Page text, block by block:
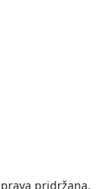
prava pridržana.